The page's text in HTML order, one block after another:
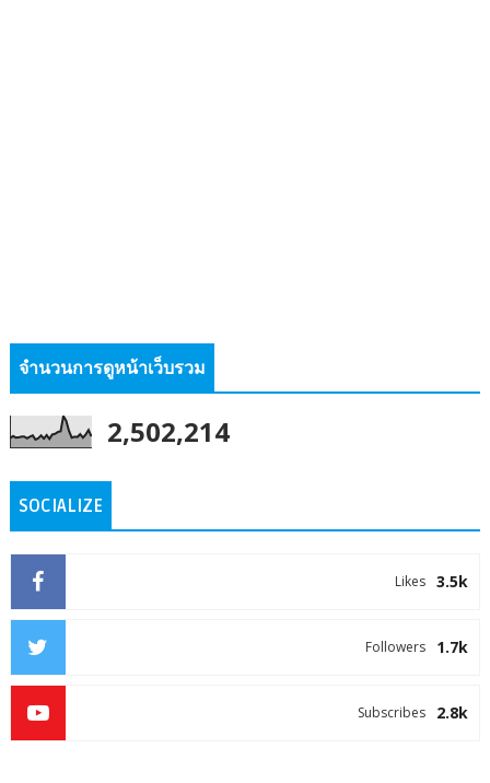
จำนวนการดูหน้าเว็บรวม
2,502,214
SOCIALIZE
3.5k
Likes
1.7k
Followers
2.8k
Subscribes